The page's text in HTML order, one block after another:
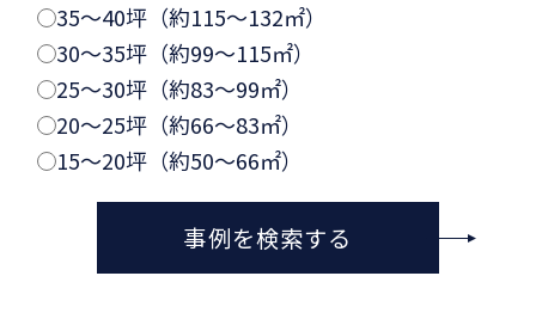
35〜40坪（約115〜132㎡）
30〜35坪（約99〜115㎡）
25〜30坪（約83〜99㎡）
20〜25坪（約66〜83㎡）
15〜20坪（約50〜66㎡）
事例を検索する